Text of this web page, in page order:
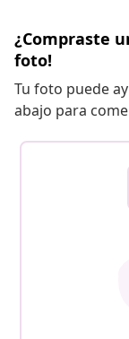
¿Compraste
foto!
Tu foto puede
abajo para